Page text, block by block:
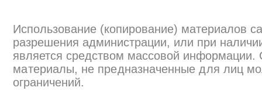
Использование (копирование) материалов
разрешения администрации, или при
является средством массовой информации.
материалы, не предназначенные для лиц
ограничений.